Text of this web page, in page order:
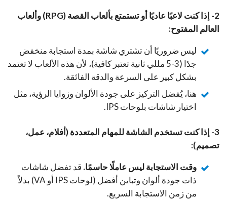
2- إذا كنت لاعبًا عاديًا أو تستمتع بألعاب القصة (RPG) وألعاب
العالم المفتوح:
ليس ضروريًا أن تشتري شاشة بمدة استجابة منخفض
جدًا (3-5 مللي ثانية تعتبر كافية)، لأن هذه الألعاب لا تعتمد
بشكل كبير على السرعة والدقة الفائقة.
هنا، يُفضل التركيز على جودة الألوان وزوايا الرؤية، مثل
اختيار شاشات بلوحات IPS.
3- إذا كنت تستخدم الشاشة للمهام المتعددة (أفلام، عمل،
تصميم):
وقت الاستجابة ليس عاملًا حاسمًا. قد تفضل شاشات
ذات جودة ألوان وتباين أفضل (لوحات IPS أو VA) بدلاً
من زمن الاستجابة السريع.